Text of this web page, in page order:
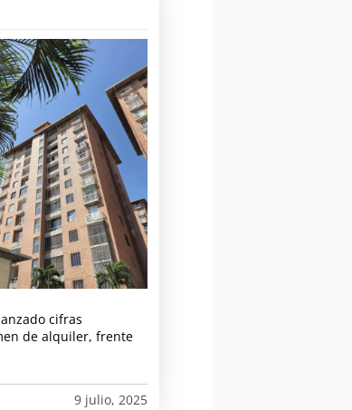
cifras
de alquiler, frente
9 julio, 2025